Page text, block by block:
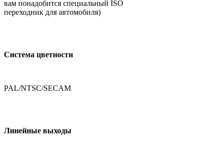
вам понадобится специальный ISO
переходник для автомобиля)
Система цветности
PAL/NTSC/SECAM
Линейные выходы